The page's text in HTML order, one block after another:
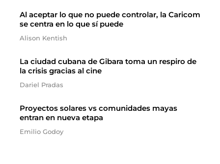
Al aceptar lo que no puede controlar, la Caricom
se centra en lo que sí puede
Alison Kentish
La ciudad cubana de Gibara toma un respiro de
la crisis gracias al cine
Dariel Pradas
Proyectos solares vs comunidades mayas
entran en nueva etapa
Emilio Godoy